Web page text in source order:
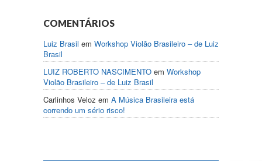
COMENTÁRIOS
Luiz Brasil em Workshop Violão Brasileiro – de Luiz
Brasil
LUIZ ROBERTO NASCIMENTO em Workshop
Violão Brasileiro – de Luiz Brasil
Carlinhos Veloz em A Música Brasileira está
correndo um sério risco!